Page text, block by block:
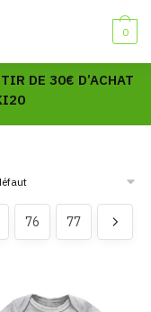
0
DE 30€ D’ACHAT
76 77